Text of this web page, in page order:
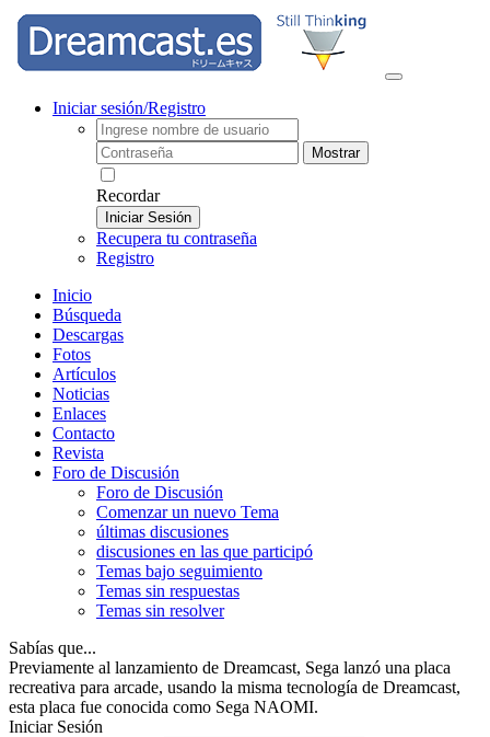
Iniciar sesión/Registro
Mostrar
Recordar
Iniciar Sesión
Recupera tu contraseña
Registro
Inicio
Búsqueda
Descargas
Fotos
Artículos
Noticias
Enlaces
Contacto
Revista
Foro de Discusión
Foro de Discusión
Comenzar un nuevo Tema
últimas discusiones
discusiones en las que participó
Temas bajo seguimiento
Temas sin respuestas
Temas sin resolver
Sabías que...
Previamente al lanzamiento de Dreamcast, Sega lanzó una placa
recreativa para arcade, usando la misma tecnología de Dreamcast,
esta placa fue conocida como Sega NAOMI.
Iniciar Sesión